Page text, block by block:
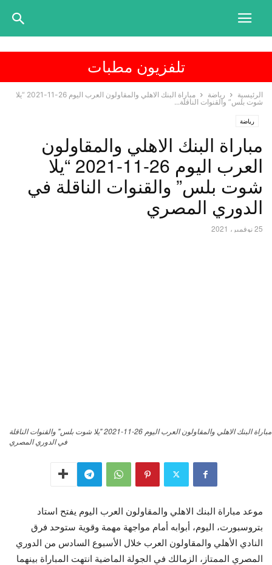
تلفزيون مطبات
الرئيسية رياضة
مباراة البنك الاهلي والمقاولون العرب اليوم 26-11-2021 “يلا
شوت بلس” والقنوات الناقلة...
رياضة
مباراة البنك الاهلي والمقاولون
العرب اليوم 26-11-2021 “يلا
شوت بلس” والقنوات الناقلة في
الدوري المصري
25 نوفمبر، 2021
مباراة البنك الاهلي والمقاولون العرب اليوم 26-11-2021 "يلا شوت بلس" والقنوات الناقلة
في الدوري المصري
موعد مباراة البنك الاهلي والمقاولون العرب اليوم يفتح استاد
بتروسبورت، اليوم، أبوابه أمام مواجهة مهمة وقوية ستوحد فرق
النادي الأهلي والمقاولون العرب خلال الأسبوع السادس من الدوري
المصري الممتاز، الزمالك في الجولة الماضية انتهت المباراة بينهما